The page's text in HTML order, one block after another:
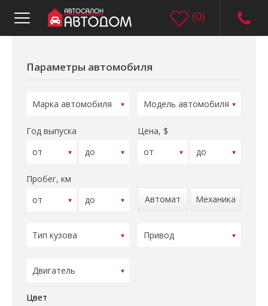
(0)
Параметры автомобиля
Год выпуска Цена, $
Пробег, км
Автомат
Механика
Цвет